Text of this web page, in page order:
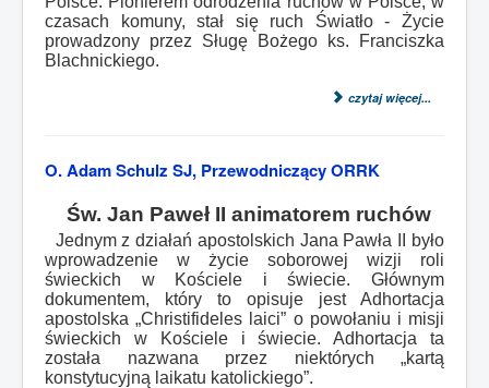
czasach komuny, stał się ruch Światło - Życie
prowadzony przez Sługę Bożego ks. Franciszka
Blachnickiego.
czytaj więcej...
O. Adam Schulz SJ, Przewodniczący ORRK
Św. Jan Paweł II animatorem ruchów
Jednym z działań apostolskich Jana Pawła II było
wprowadzenie w życie soborowej wizji roli
świeckich w Kościele i świecie. Głównym
dokumentem, który to opisuje jest Adhortacja
apostolska „Christifideles laici” o powołaniu i misji
świeckich w Kościele i świecie. Adhortacja ta
została nazwana przez niektórych „kartą
konstytucyjną laikatu katolickiego”.